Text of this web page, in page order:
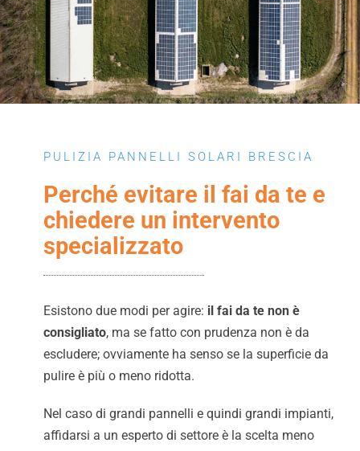
PULIZIA PANNELLI SOLARI BRESCIA
Perché evitare il fai da te e
chiedere un intervento
specializzato
Esistono due modi per agire: il fai da te non è
consigliato, ma se fatto con prudenza non è da
escludere; ovviamente ha senso se la superficie da
pulire è più o meno ridotta.
Nel caso di grandi pannelli e quindi grandi impianti,
affidarsi a un esperto di settore è la scelta meno